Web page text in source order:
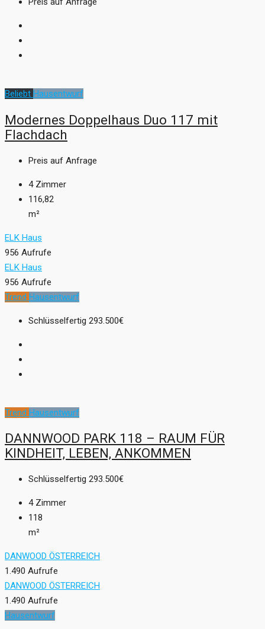
Beliebt Hausentwurf
Modernes Doppelhaus Duo 117 mit
Flachdach
Preis auf Anfrage
4 Zimmer
116,82
m²
ELK Haus
956 Aufrufe
ELK Haus
956 Aufrufe
Trend Hausentwurf
Schlüsselfertig 293.500€
Trend Hausentwurf
DANNWOOD PARK 118 – RAUM FÜR
KINDHEIT, LEBEN, ANKOMMEN
Schlüsselfertig 293.500€
4 Zimmer
118
m²
DANWOOD ÖSTERREICH
1.490 Aufrufe
DANWOOD ÖSTERREICH
1.490 Aufrufe
Hausentwurf